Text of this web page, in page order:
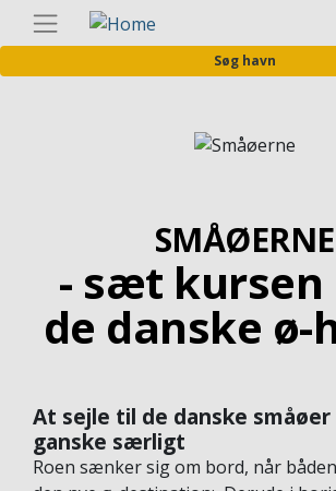
Søg havn
Image
SMÅØERNE
- sæt kursen
de danske ø-
At sejle til de danske
ganske særligt
Roen sænker sig om bord, når